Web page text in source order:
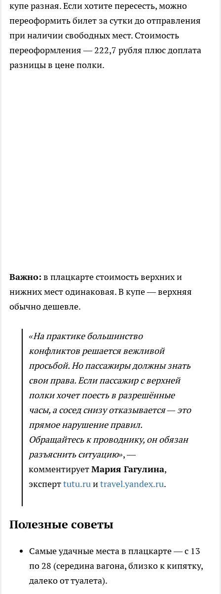
купе разная. Если хотите пересесть, можно
переоформить билет за сутки до отправления
при наличии свободных мест. Стоимость
переоформления — 222,7 рубля плюс доплата
разницы в цене полки.
Важно: в плацкарте стоимость верхних и
нижних мест одинаковая. В купе — верхняя
обычно дешевле.
«На практике большинство
конфликтов решается вежливой
просьбой. Но пассажиры должны знать
свои права. Если пассажир с верхней
полки хочет поесть в разрешённые
часы, а сосед снизу отказывается — это
прямое нарушение правил.
Обращайтесь к проводнику, он обязан
разъяснить ситуацию», —
комментируетМария Гагулина,
экспертtutu.ruиtravel.yandex.ru.
Полезные советы
Самые удачные места в плацкарте — с 13
по 28 (середина вагона, близко к кипятку,
далеко от туалета).